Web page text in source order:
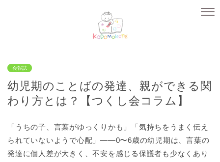
会報誌
幼児期のことばの発達、親ができる関
わり方とは？【つくし会コラム】
「うちの子、言葉がゆっくりかも」「気持ちをうまく伝え
られていないようで心配」――0〜6歳の幼児期は、言葉の
発達に個人差が大きく、不安を感じる保護者も少なくあり